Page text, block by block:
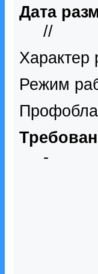
Дата
//
Характер
Режим
-